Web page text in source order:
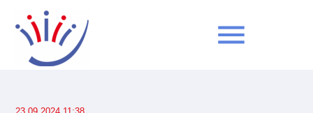
menu
Suchbegriffe